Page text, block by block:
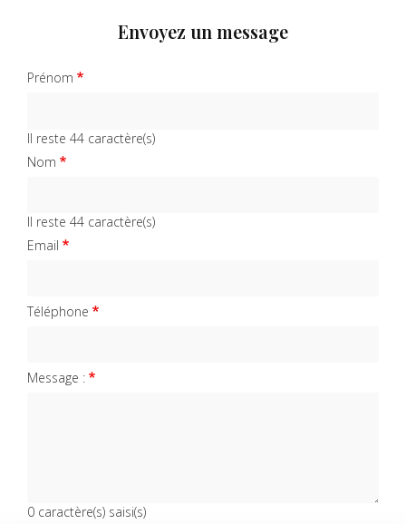
Envoyez un message
Prénom
Il reste 44 caractère(s)
Nom
Il reste 44 caractère(s)
Email
Téléphone
Message :
0 caractère(s) saisi(s)